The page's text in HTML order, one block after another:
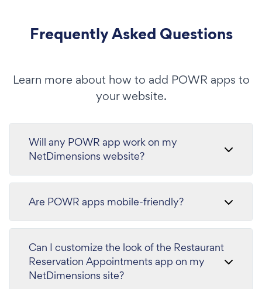
Frequently Asked Questions
Learn more about how to add POWR apps to
your website.
Will any POWR app work on my
NetDimensions website?
Are POWR apps mobile-friendly?
Can I customize the look of the Restaurant
Reservation Appointments app on my
NetDimensions site?